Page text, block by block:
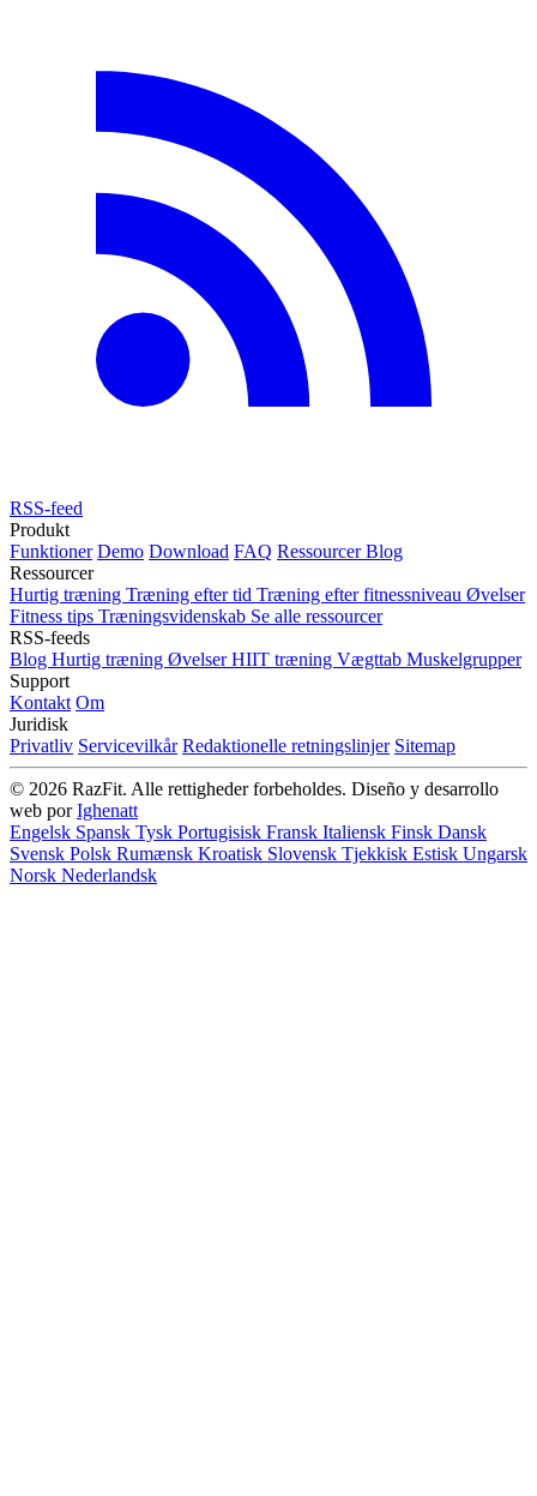
RSS-feed
Produkt
Funktioner Demo Download FAQ RessourcerBlog
Ressourcer
Hurtig træning Træning efter tid Træning efter fitnessniveau Øvelser
Fitness tips Træningsvidenskab Se alle ressourcer
RSS-feeds
Blog Hurtig træning ØvelserHIIT træning Vægttab Muskelgrupper
Support
Kontakt Om
Juridisk
Privatliv Servicevilkår Redaktionelle retningslinjer Sitemap
© 2026 RazFit. Alle rettigheder forbeholdes. Diseño y desarrollo
web porIghenatt
Engelsk Spansk Tysk Portugisisk Fransk Italiensk Finsk Dansk
Svensk Polsk Rumænsk Kroatisk Slovensk Tjekkisk Estisk Ungarsk
Norsk Nederlandsk